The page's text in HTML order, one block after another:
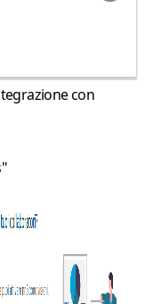
con
"